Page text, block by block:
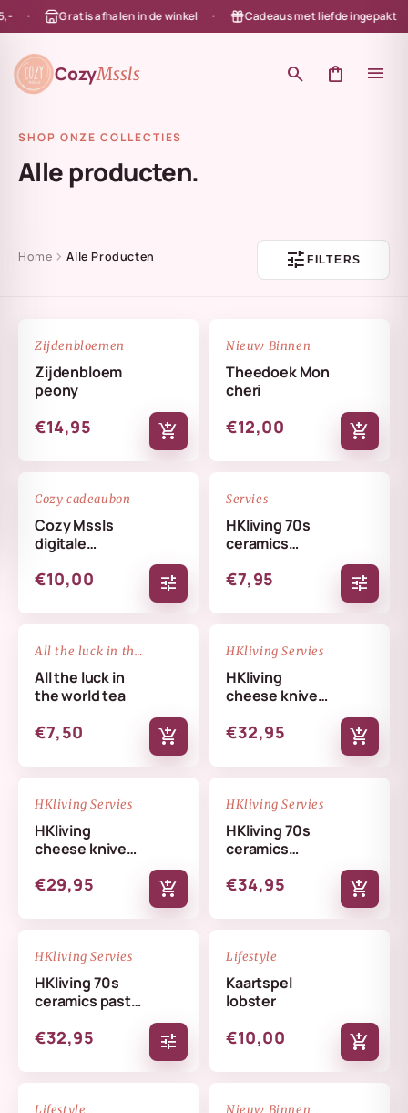
naar de content
Gratis afhalen in de winkel Cadeaus met liefde ingepakt
CozyMssls search shopping_bag menu
SHOP ONZE COLLECTIES
Alle producten.
Home chevron_rightAlle Producten tuneFILTERS
Zijdenbloemen
Zijdenbloem
peony
€14,95 add_shopping_cart
NIEUW
Nieuw Binnen
Theedoek Mon
cheri
€12,00 add_shopping_cart
Cozy cadeaubon
Cozy Mssls
digitale
Alleen online te
€10,00 tune
Servies
HKliving 70s
ceramics
€7,95 tune
All the luck in the world
All the luck in
the world tea
€7,50 add_shopping_cart
NIEUW
HKliving Servies
HKliving
cheese knives
€32,95 add_shopping_cart
NIEUW
HKliving Servies
HKliving
cheese knives
€29,95 add_shopping_cart
NIEUW
HKliving Servies
HKliving 70s
ceramics
skyline
€34,95 add_shopping_cart
NIEUW
HKliving Servies
HKliving 70s
ceramics pasta
€32,95 tune
NIEUW
Lifestyle
Kaartspel
lobster
€10,00 add_shopping_cart
NIEUW
Lifestyle NIEUW
Nieuw Binnen